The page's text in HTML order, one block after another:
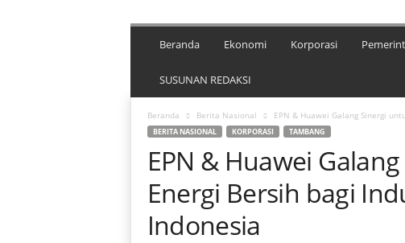
i
Beranda Ekonomi Korporasi
SUSUNAN REDAKSI
Beranda Berita Nasional EPN & Huawei Galang Sinergi
BERITA NASIONAL KORPORASI TAMBANG
EPN & Huawei
Energi Bersih bagi
Indonesia